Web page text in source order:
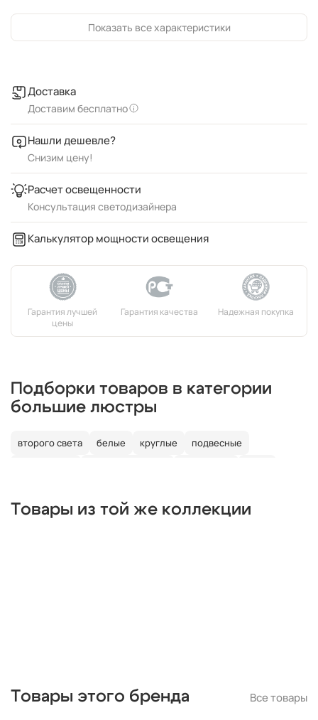
Показать все характеристики
Доставка
Доставим бесплатно
Нашли дешевле?
Снизим цену!
Расчет освещенности
Консультация светодизайнера
Калькулятор мощности освещения
Подборки товаров в категории
большие люстры
второго света белые круглые
подвесные
Товары из той же коллекции
Товары этого бренда Все товары